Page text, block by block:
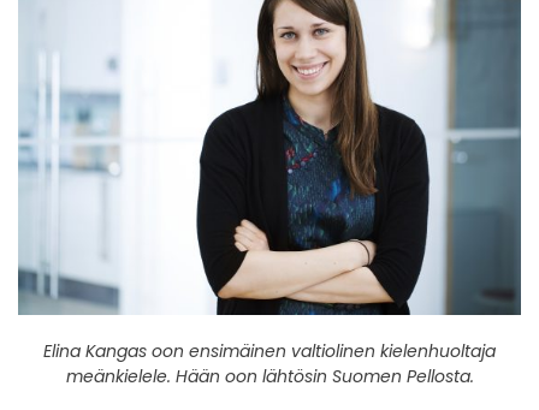
Elina Kangas oon ensimäinen valtiolinen kielenhuoltaja
meänkielele. Hään oon lähtösin Suomen Pellosta.